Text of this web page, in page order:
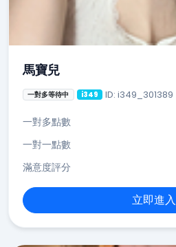
馬寶兒
一對多等待中 i349 ID: i349_301389
一對多點數
一對一點數
滿意度評分
立即進入